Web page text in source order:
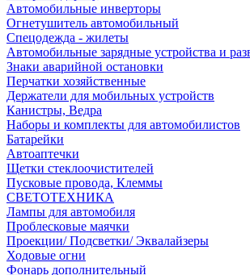
Автомобильные инверторы
Огнетушитель автомобильный
Спецодежда - жилеты
Автомобильные зарядные устройства и
Знаки аварийной остановки
Перчатки хозяйственные
Держатели для мобильных устройств
Канистры, Ведра
Наборы и комплекты для автомобилистов
Батарейки
Автоаптечки
Щетки стеклоочистителей
Пусковые провода, Клеммы
СВЕТОТЕХНИКА
Лампы для автомобиля
Проблесковые маячки
Проекции/ Подсветки/ Эквалайзеры
Ходовые огни
Фонарь дополнительный